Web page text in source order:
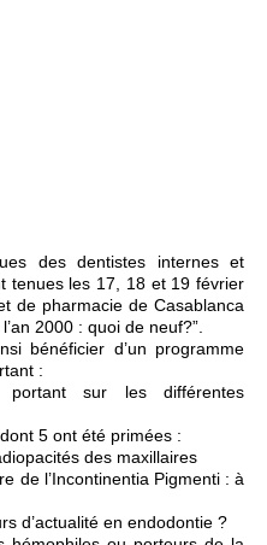
des dentistes internes et
tenues les 17, 18 et 19 février
de pharmacie de Casablanca
2000 : quoi de neuf?”.
bénéficier d’un programme
:
portant sur les différentes
dont 5 ont été primées :
des maxillaires
de l’Incontinentia Pigmenti : à
d’actualité en endodontie ?